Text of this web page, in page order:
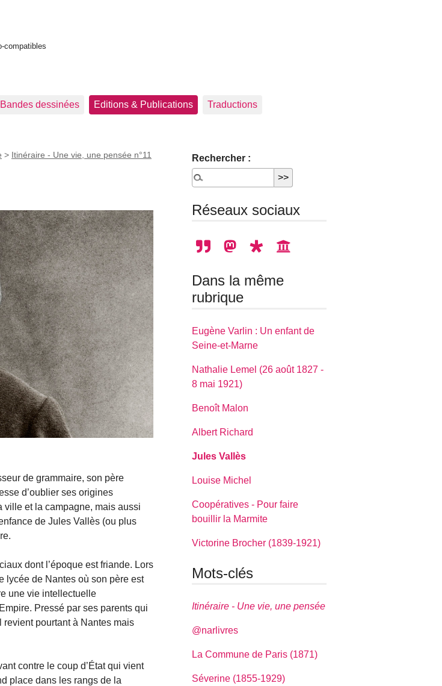
compatibles
Bandes dessinées Editions & Publications Traductions
> Itinéraire - Une vie, une pensée n°11
de grammaire, son père
d’oublier ses origines
ville et la campagne, mais aussi
de Jules Vallès (ou plus
dont l’époque est friande. Lors
lycée de Nantes où son père est
une vie intellectuelle
Pressé par ses parents qui
pourtant à Nantes mais
contre le coup d’État qui vient
place dans les rangs de la
Rechercher :
Réseaux sociaux
Dans la même
rubrique
Eugène Varlin : Un enfant de
Seine-et-Marne
Nathalie Lemel (26 août 1827 -
8 mai 1921)
Benoît Malon
Albert Richard
Jules Vallès
Louise Michel
Coopératives - Pour faire
bouillir la Marmite
Victorine Brocher (1839-1921)
Mots-clés
Itinéraire - Une vie, une pensée
@narlivres
La Commune de Paris (1871)
Séverine (1855-1929)